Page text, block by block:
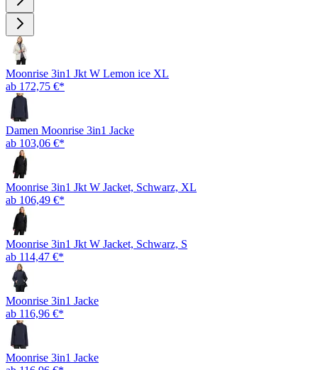
Moonrise 3in1 Jkt W Lemon ice XL
ab 172,75 €*
Damen Moonrise 3in1 Jacke
ab 103,06 €*
Moonrise 3in1 Jkt W Jacket, Schwarz, XL
ab 106,49 €*
Moonrise 3in1 Jkt W Jacket, Schwarz, S
ab 114,47 €*
Moonrise 3in1 Jacke
ab 116,96 €*
Moonrise 3in1 Jacke